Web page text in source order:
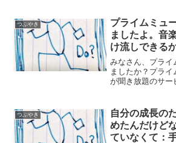
つぶやき
プライムミュ
ましたよ。音
け流しできる
みなさん、プライ
ましたか？プラ
が聞き放題のサー
ビデオがサービ
に、Amazonさん
試してみたので
す。定額なのでか
つぶやき
自分の成長の
めたんだけど
ていなくて：